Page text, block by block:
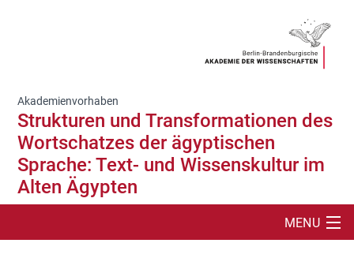
Akademienvorhaben
Strukturen und Transformationen des
Wortschatzes der ägyptischen
Sprache: Text- und Wissenskultur im
Alten Ägypten
MENU